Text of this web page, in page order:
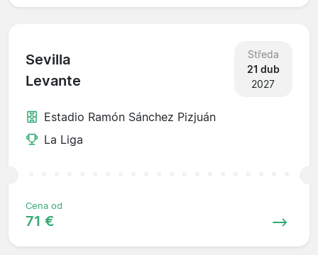
Sevilla
Levante
Středa
21 dub
2027
Estadio Ramón Sánchez Pizjuán
La Liga
Cena od
71 €